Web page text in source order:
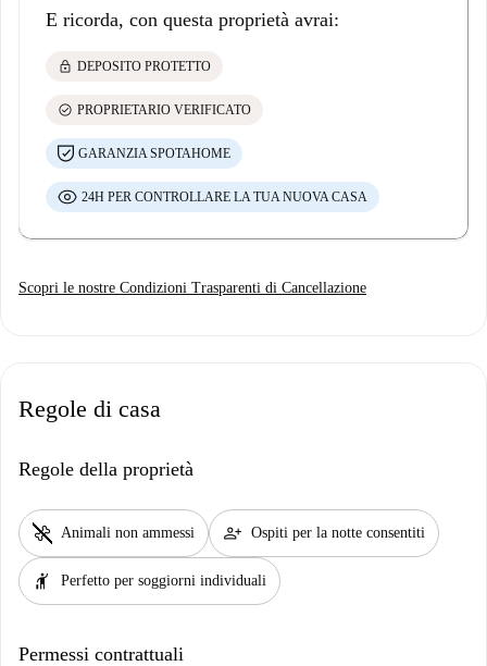
E ricorda, con questa proprietà avrai:
lock DEPOSITO PROTETTO
check_circle PROPRIETARIO VERIFICATO
GARANZIA SPOTAHOME
24H PER CONTROLLARE LA TUA NUOVA CASA
Scopri le nostre Condizioni Trasparenti di Cancellazione
Regole di casa
Regole della proprietà
pet_supplies Animali non ammessi person_add Ospiti per la notte consentiti
hail Perfetto per soggiorni individuali
Permessi contrattuali